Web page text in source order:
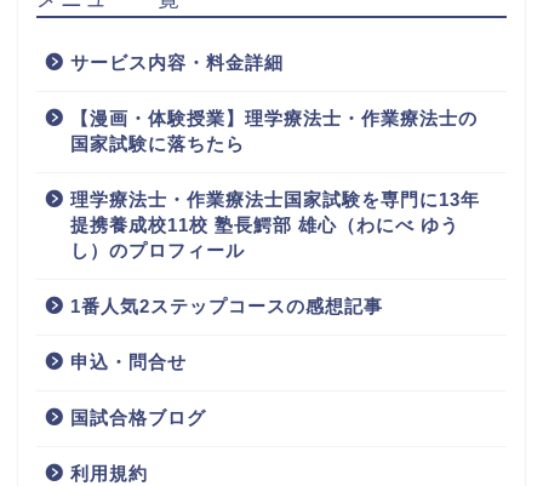
サービス内容・料金詳細
【漫画・体験授業】理学療法士・作業療法士の
国家試験に落ちたら
理学療法士・作業療法士国家試験を専門に13年
提携養成校11校 塾長鰐部 雄心（わにべ ゆう
し）のプロフィール
1番人気2ステップコースの感想記事
申込・問合せ
国試合格ブログ
利用規約